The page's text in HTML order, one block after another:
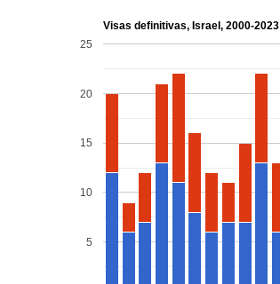
Visas definitivas, Israel, 2000-2023
5
10
15
20
25